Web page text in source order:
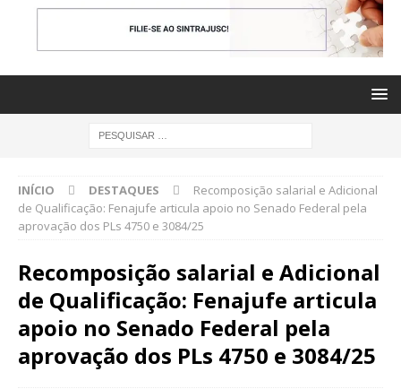
INÍCIO DESTAQUES
Recomposição salarial e Adicional
de Qualificação: Fenajufe articula apoio no Senado Federal pela
aprovação dos PLs 4750 e 3084/25
Recomposição salarial e Adicional
de Qualificação: Fenajufe articula
apoio no Senado Federal pela
aprovação dos PLs 4750 e 3084/25